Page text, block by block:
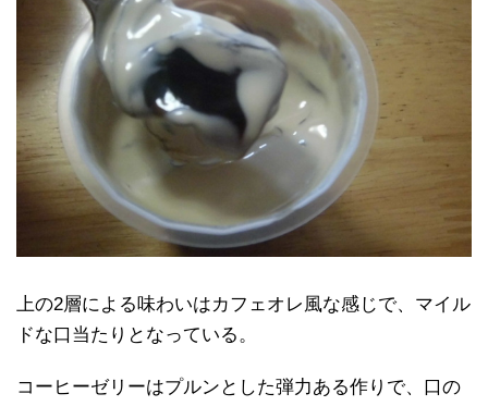
上の2層による味わいはカフェオレ風な感じで、マイル
ドな口当たりとなっている。
コーヒーゼリーはプルンとした弾力ある作りで、口の